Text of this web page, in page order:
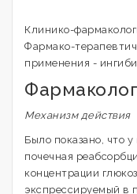
Клинико-
Фармако-
применения -
Механизм действия
Было показано, что
почечная
концентрации
экспрессируемый в